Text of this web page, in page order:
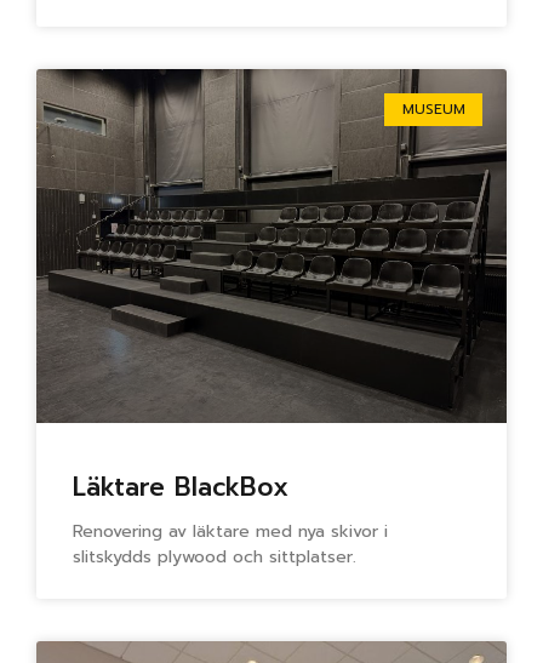
MUSEUM
Läktare BlackBox
Renovering av läktare med nya skivor i
slitskydds plywood och sittplatser.